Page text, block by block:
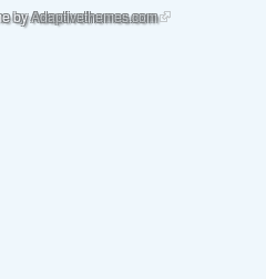
byAdaptivethemes.com(link is external)